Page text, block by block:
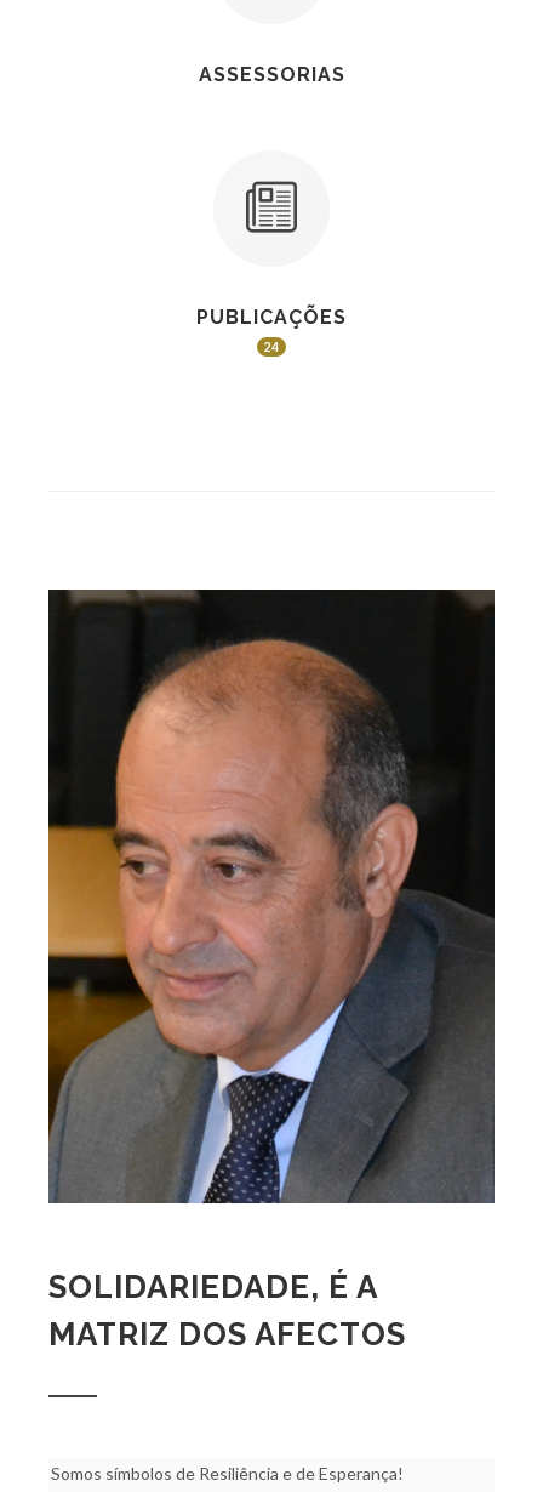
ASSESSORIAS
PUBLICAÇÕES
24
SOLIDARIEDADE, É A
MATRIZ DOS AFECTOS